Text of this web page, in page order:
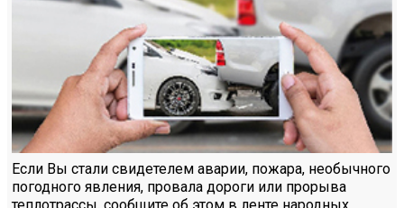
Если Вы стали свидетелем аварии, пожара, необычного
погодного явления, провала дороги или прорыва